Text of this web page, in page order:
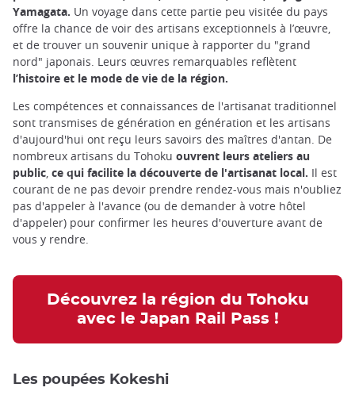
Yamagata. Un voyage dans cette partie peu visitée du pays
offre la chance de voir des artisans exceptionnels à l’œuvre,
et de trouver un souvenir unique à rapporter du "grand
nord" japonais. Leurs œuvres remarquables reflètent
l’histoire et le mode de vie de la région.
Les compétences et connaissances de l'artisanat traditionnel
sont transmises de génération en génération et les artisans
d'aujourd'hui ont reçu leurs savoirs des maîtres d'antan. De
nombreux artisans du Tohoku ouvrent leurs ateliers au
public, ce qui facilite la découverte de l'artisanat local. Il est
courant de ne pas devoir prendre rendez-vous mais n'oubliez
pas d'appeler à l'avance (ou de demander à votre hôtel
d'appeler) pour confirmer les heures d'ouverture avant de
vous y rendre.
Découvrez la région du Tohoku
avec le Japan Rail Pass !
Les poupées Kokeshi